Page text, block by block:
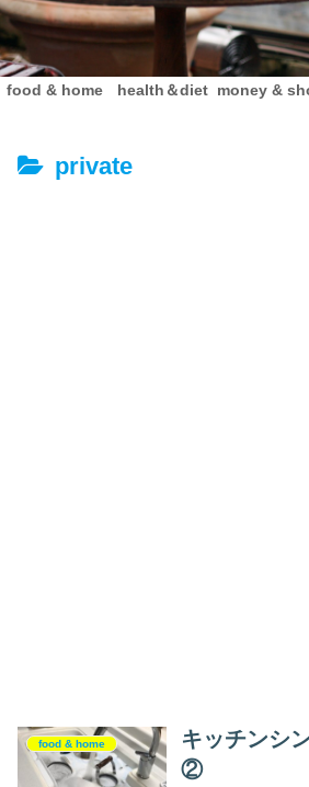
food & home health＆diet money &
private
food & home
キッチンシ
②